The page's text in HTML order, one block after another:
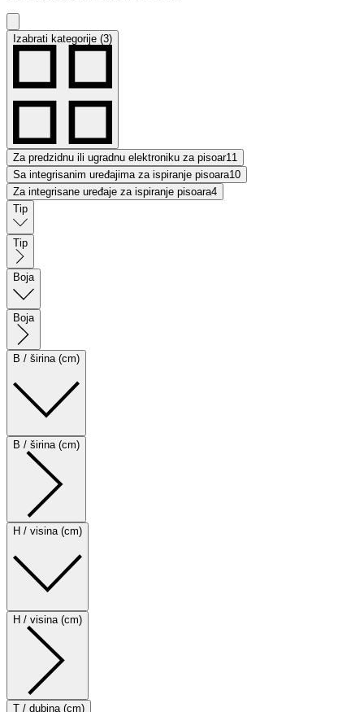
Izabrati kategorije (3)
Za predzidnu ili ugradnu elektroniku za pisoar11
Sa integrisanim uređajima za ispiranje pisoara10
Za integrisane uređaje za ispiranje pisoara4
Tip
Tip
Boja
Boja
B / širina (cm)
B / širina (cm)
H / visina (cm)
H / visina (cm)
T / dubina (cm)